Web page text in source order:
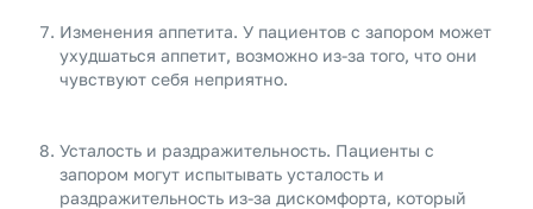
Изменения аппетита. У пациентов с запором может
ухудшаться аппетит, возможно из-за того, что они
чувствуют себя неприятно.
Усталость и раздражительность. Пациенты с
запором могут испытывать усталость и
раздражительность из-за дискомфорта, который